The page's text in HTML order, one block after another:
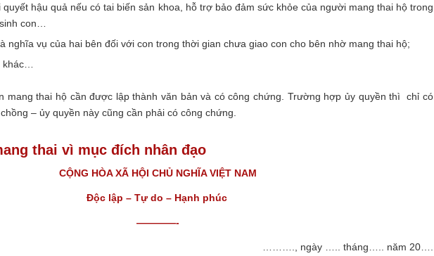
quyết hậu quả nếu có tai biến sản khoa, hỗ trợ bảo đảm sức khỏe của người mang thai hộ trong
con…
nghĩa vụ của hai bên đối với con trong thời gian chưa giao con cho bên nhờ mang thai hộ;
mang thai hộ cần được lập thành văn bản và có công chứng. Trường hợp ủy quyền thì chỉ có
– ủy quyền này cũng cần phải có công chứng.
thai vì mục đích nhân đạo
CỘNG HÒA XÃ HỘI CHỦ NGHĨA VIỆT NAM
Độc lập – Tự do – Hạnh phúc
————-
………., ngày ….. tháng….. năm 20….